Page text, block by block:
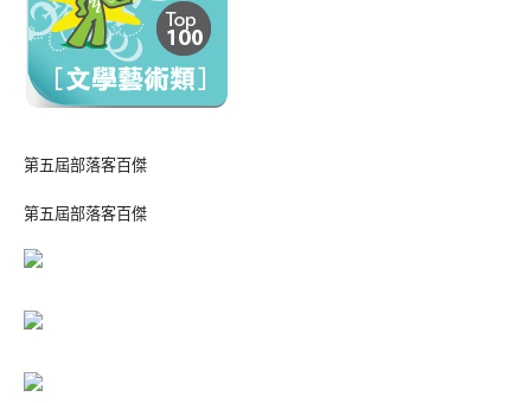
第五屆部落客百傑
第五屆部落客百傑